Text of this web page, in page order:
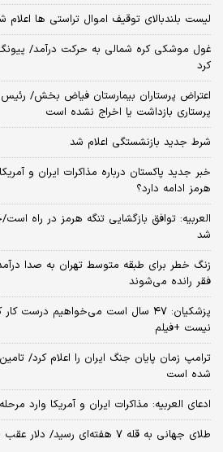
لیست بلندبالای توقیف اموال تراستی ها اعلام
غول موشکی کره شمالی به حرکت درآمد/
کرد
اعتراض پرستاران بیمارستان فیاض بخش/
پرستاری بازداشت یا اخراج نشده است
شرط جدید بازنشستگی اعلام شد
خبر جدید پاکستان درباره مذاکرات ایران و
هرمز ادامه دارد؟
شد
زنگ خطر برای طبقه متوسط تهران به صدا
فقر رانده می‌شوند
پزشکیان: ۴۷ سال است می‌خواهیم درست
نیست +فیلم
ترامپ زمان پایان جنگ ایران را اعلام کرد/
شده است
ادعای العربیه: مذاکرات ایران و آمریکا وارد
طلای جهانی به قله ۷ هفته‌ای رسید/ دلار عقب نشست، فلز زرد صعود کرد